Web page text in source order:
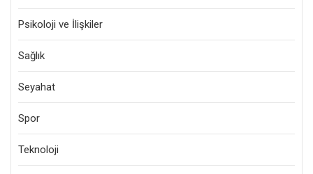
Psikoloji ve İlişkiler
Sağlık
Seyahat
Spor
Teknoloji